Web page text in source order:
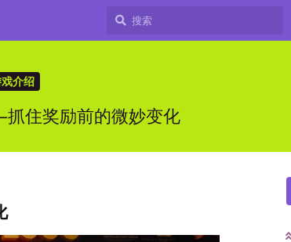
介绍
住奖励前的微妙变化